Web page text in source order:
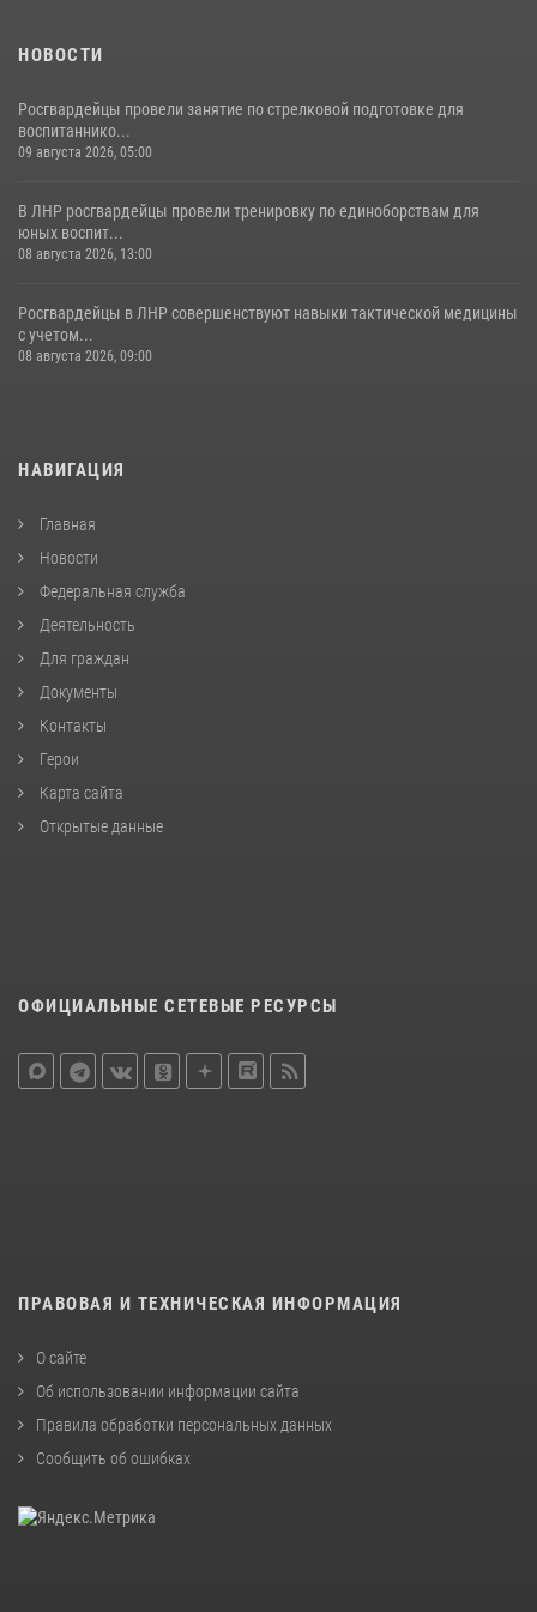
НОВОСТИ
Росгвардейцы провели занятие по стрелковой подготовке для
воспитаннико...
09 августа 2026, 05:00
В ЛНР росгвардейцы провели тренировку по единоборствам для
юных воспит...
08 августа 2026, 13:00
Росгвардейцы в ЛНР совершенствуют навыки тактической медицины
с учетом...
08 августа 2026, 09:00
НАВИГАЦИЯ
Главная
Новости
Федеральная служба
Деятельность
Для граждан
Документы
Контакты
Герои
Карта сайта
Открытые данные
ОФИЦИАЛЬНЫЕ СЕТЕВЫЕ РЕСУРСЫ
ПРАВОВАЯ И ТЕХНИЧЕСКАЯ ИНФОРМАЦИЯ
О сайте
Об использовании информации сайта
Правила обработки персональных данных
Сообщить об ошибках